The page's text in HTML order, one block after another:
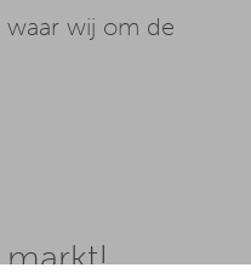
waar wij om de
markt!